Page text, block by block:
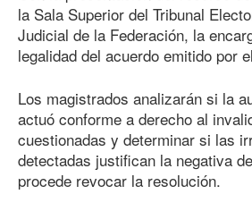
la Sala Superior del Tribunal
Judicial de la Federación, la
legalidad del acuerdo emitido por
Los magistrados analizarán si la
actuó conforme a derecho al
cuestionadas y determinar si las
detectadas justifican la negativa
procede revocar la resolución.